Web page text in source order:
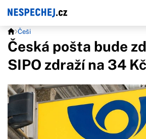
Češi
Česká pošta bude
SIPO zdraží na 34 Kč